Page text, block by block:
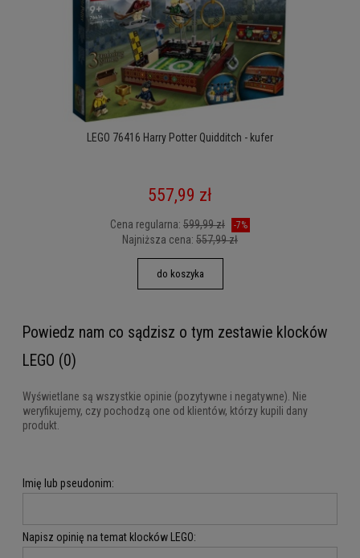
LEGO 76416 Harry Potter Quidditch - kufer
557,99 zł
Cena regularna: 599,99 zł -7%
Najniższa cena: 557,99 zł
do koszyka
Powiedz nam co sądzisz o tym zestawie klocków
LEGO (0)
Wyświetlane są wszystkie opinie (pozytywne i negatywne). Nie
weryfikujemy, czy pochodzą one od klientów, którzy kupili dany
produkt.
Imię lub pseudonim:
Napisz opinię na temat klocków LEGO: